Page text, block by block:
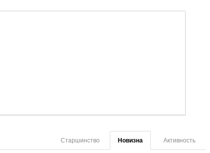
Активность
Новизна
Старшинство